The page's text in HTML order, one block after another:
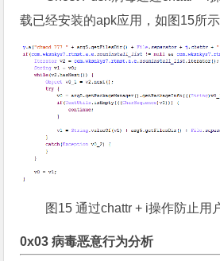
载已经安装的apk应用，如图15所示
图15 通过chattr + i操作防止用
0x03 病毒恶意行为分析